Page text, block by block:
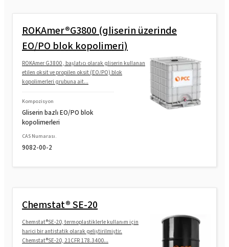
ROKAmer®G3800 (gliserin üzerinde
EO/PO blok kopolimeri)
ROKAmer G3800 , başlatıcı olarak gliserin kullanan
etilen oksit ve propilen oksit (EO/PO) blok
kopolimerleri grubuna ait...
Kompozisyon
Gliserin bazlı EO/PO blok
kopolimerleri
CAS Numarası.
9082-00-2
Chemstat® SE-20
Chemstat®SE-20, termoplastiklerle kullanım için
harici bir antistatik olarak geliştirilmiştir.
Chemstat®SE-20, 21CFR 178.3400...